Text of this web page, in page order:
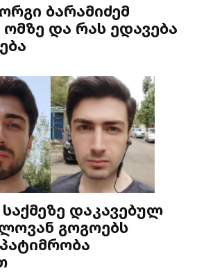
ბარამიძემ
და რას ედავება
დაკავებულ
გოგოებს